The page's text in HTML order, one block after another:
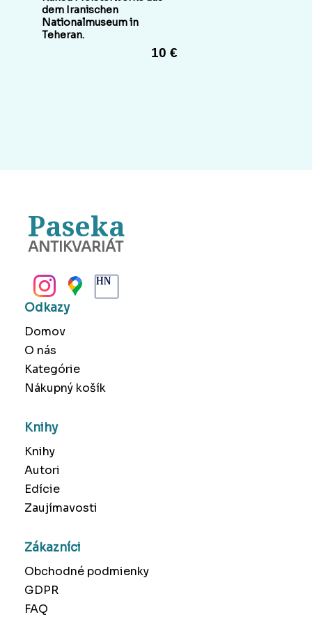
dem Iranischen
Nationalmuseum in
Teheran.
10 €
Paseka
ANTIKVARIÁT
Odkazy
Domov
O nás
Kategórie
Nákupný košík
Knihy
Knihy
Autori
Edície
Zaujímavosti
Zákazníci
Obchodné podmienky
GDPR
FAQ